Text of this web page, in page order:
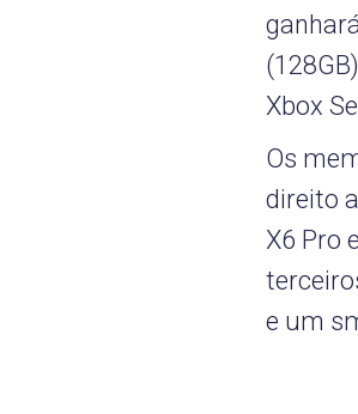
Xbox
Os
direito
X6 Pro
e um